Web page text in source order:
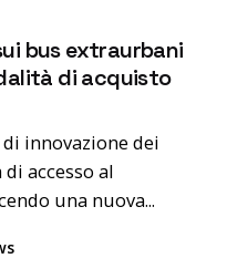
bus extraurbani
di acquisto
innovazione dei
accesso al
una nuova...